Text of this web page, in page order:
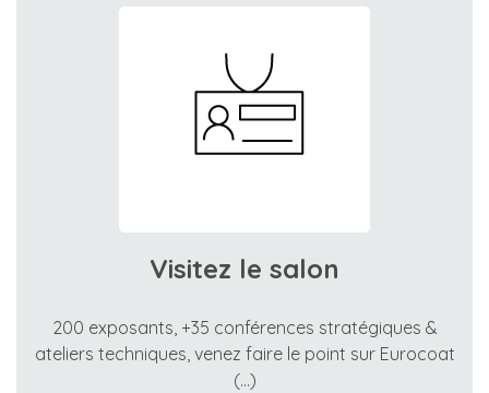
Visitez le salon
200 exposants, +35 conférences stratégiques &
ateliers techniques, venez faire le point sur Eurocoat
(...)